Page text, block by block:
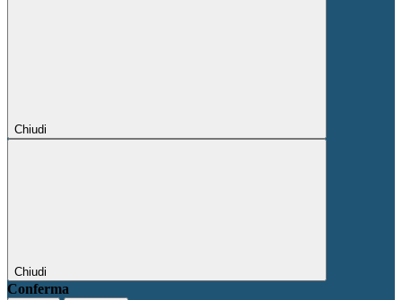
Chiudi
Chiudi
Conferma